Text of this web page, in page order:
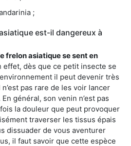
;
est-il dangereux à
frelon asiatique se sent en
effet, dès que ce petit insecte se
il peut devenir très
pas rare de les voir lancer
général, son venin n’est pas
la douleur que peut provoquer
traverser les tissus épais
dissuader de vous aventurer
il faut savoir que cette espèce